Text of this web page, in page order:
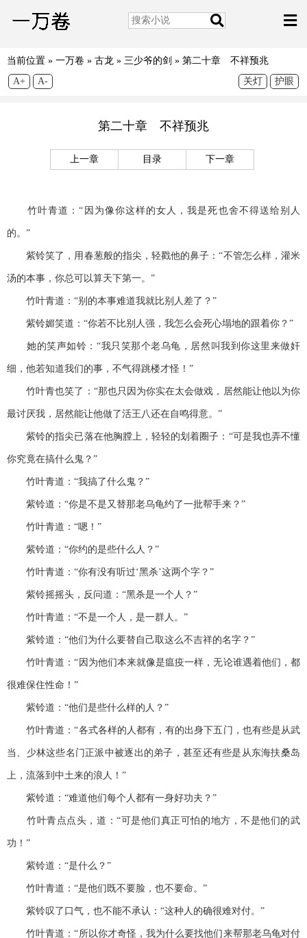
当前位置 » 一万卷 » 古龙 » 三少爷的剑 » 第二十章 不祥预兆
A+
A- 护眼
关灯
第二十章 不祥预兆
上一章 目录 下一章
竹叶青道：“因为像你这样的女人，我是死也舍不得送给别人
的。”
紫铃笑了，用春葱般的指尖，轻戳他的鼻子：“不管怎么样，灌米
汤的本事，你总可以算天下第一。”
竹叶青道：“别的本事难道我就比别人差了？”
紫铃媚笑道：“你若不比别人强，我怎么会死心塌地的跟着你？”
她的笑声如铃：“我只笑那个老乌龟，居然叫我到你这里来做奸
细，他若知道我们的事，不气得跳楼才怪！”
竹叶青也笑了：“那也只因为你实在太会做戏，居然能让他以为你
最讨厌我，居然能让他做了活王八还在自鸣得意。”
紫铃的指尖已落在他胸膛上，轻轻的划着圈子：“可是我也弄不懂
你究竟在搞什么鬼？”
竹叶青道：“我搞了什么鬼？”
紫铃道：“你是不是又替那老乌龟约了一批帮手来？”
竹叶青道：“嗯！”
紫铃道：“你约的是些什么人？”
竹叶青道：“你有没有听过‘黑杀’这两个字？”
紫铃摇摇头，反问道：“黑杀是一个人？”
竹叶青道：“不是一个人，是一群人。”
紫铃道：“他们为什么要替自己取这么不吉祥的名字？”
竹叶青道：“因为他们本来就像是瘟疫一样，无论谁遇着他们，都
很难保住性命！”
紫铃道：“他们是些什么样的人？”
竹叶青道：“各式各样的人都有，有的出身下五门，也有些是从武
当、少林这些名门正派中被逐出的弟子，甚至还有些是从东海扶桑岛
上，流落到中土来的浪人！”
紫铃道：“难道他们每个人都有一身好功夫？”
竹叶青点点头，道：“可是他们真正可怕的地方，不是他们的武
功！”
紫铃道：“是什么？”
竹叶青道：“是他们既不要脸，也不要命。”
紫铃叹了口气，也不能不承认：“这种人的确很难对付。”
竹叶青道：“所以你才奇怪，我为什么要找他们来帮那老乌龟对付